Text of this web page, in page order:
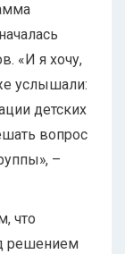
«И я хочу,
услышали:
детских
вопрос
–
что
решением